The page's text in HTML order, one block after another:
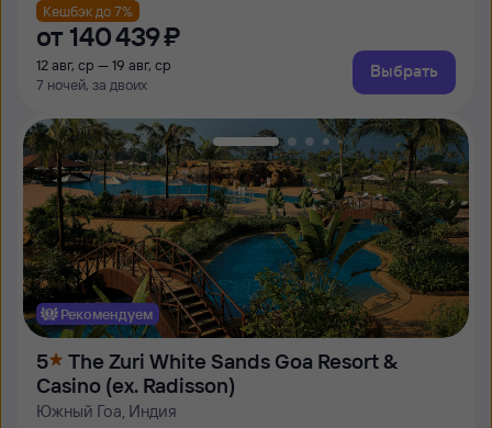
Кешбэк до 7%
от 140 ⁠439 ⁠₽
12 авг, ср — 19 авг, ср
7 ночей, за двоих
Выбрать
Рекомендуем
5
The Zuri White Sands Goa Resort &
Casino (ex. Radisson)
Южный Гоа, Индия